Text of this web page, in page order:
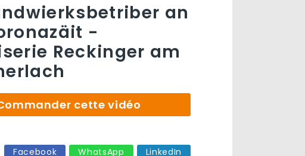
an
-
Reckinger am
cette vidéo
Facebook WhatsApp LinkedIn